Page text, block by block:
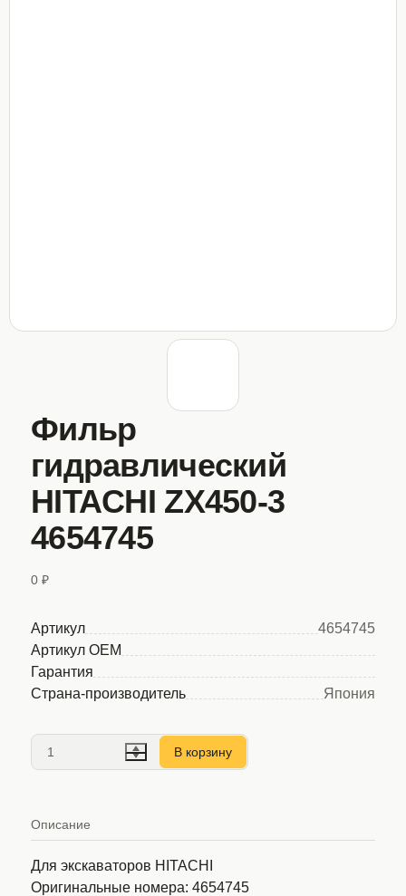
Фильр
гидравлический
HITACHI ZX450-3
4654745
0 ₽
Артикул
4654745
Артикул OEM
Гарантия
Страна-производитель
Япония
В корзину
Описание
Для экскаваторов HITACHI
Оригинальные номера: 4654745